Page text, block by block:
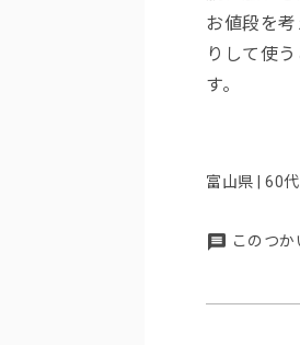
お値段を
りして使
す。
富山県 | 60
このつ